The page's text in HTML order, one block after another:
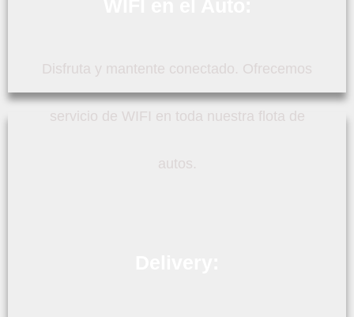
Disfruta y mantente conectado. Ofrecemos
servicio de WIFI en toda nuestra flota de
autos.